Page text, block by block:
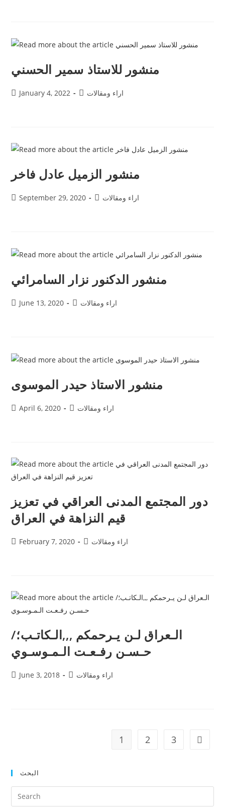
منشور للاستاذ سمير الحسني
January 4, 2022 اراء ومقالات
منشور الزميل عادل فاخر
September 29, 2020 اراء ومقالات
منشور الدكنور نزار السامرائي
June 13, 2020 اراء ومقالات
منشور الاستاذ حيدر الموسوى
April 6, 2020 اراء ومقالات
دور المجتمع المدنى العراقي في تعزيز
قيم النزاهة في العراق
February 7, 2020 اراء ومقالات
الـعراق لـن يـرحمكم ,,,الـكاتـب؛/
حـسـن رفـعـت الـمـوسـوي
June 3, 2018 اراء ومقالات
1 2 3
البحث